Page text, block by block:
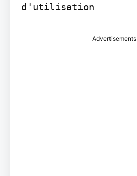
d'utilisation
Advertisements